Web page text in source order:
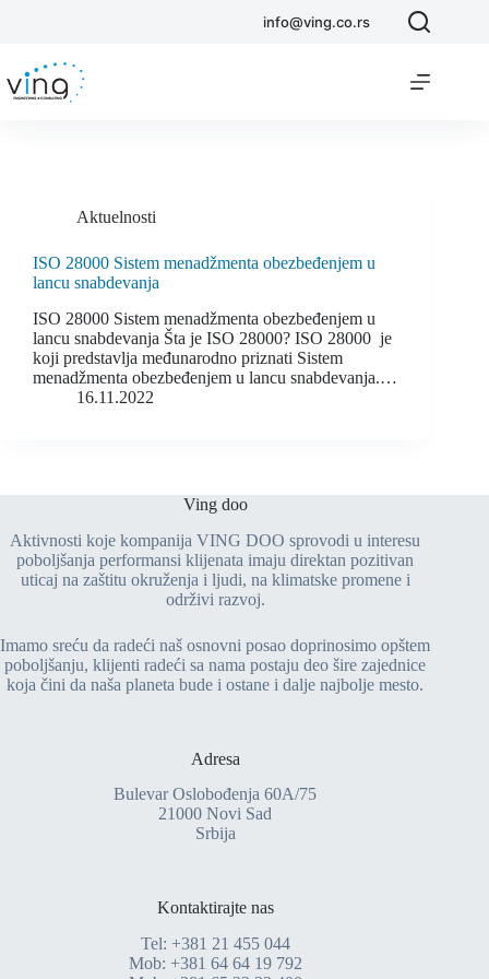
info@ving.co.rs
Aktuelnosti
ISO 28000 Sistem menadžmenta obezbeđenjem u
lancu snabdevanja
ISO 28000 Sistem menadžmenta obezbeđenjem u
lancu snabdevanja Šta je ISO 28000? ISO 28000 je
koji predstavlja međunarodno priznati Sistem
menadžmenta obezbeđenjem u lancu snabdevanja.…
16.11.2022
Ving doo
Aktivnosti koje kompanija VING DOO sprovodi u interesu
poboljšanja performansi klijenata imaju direktan pozitivan
uticaj na zaštitu okruženja i ljudi, na klimatske promene i
održivi razvoj.
Imamo sreću da radeći naš osnovni posao doprinosimo opštem
poboljšanju, klijenti radeći sa nama postaju deo šire zajednice
koja čini da naša planeta bude i ostane i dalje najbolje mesto.
Adresa
Bulevar Oslobođenja 60A/75
21000 Novi Sad
Srbija
Kontaktirajte nas
Tel: +381 21 455 044
Mob: +381 64 64 19 792